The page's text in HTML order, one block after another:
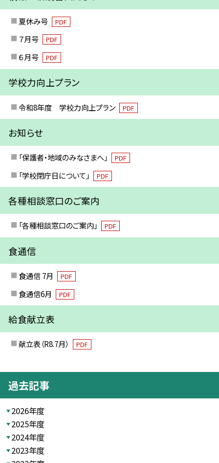
夏休み号 PDF
７月号 PDF
６月号 PDF
学校力向上プラン
令和8年度 学校力向上プラン PDF
お知らせ
「保護者・地域のみなさまへ」 PDF
「学校閉庁日について」 PDF
各種相談窓口のご案内
「各種相談窓口のご案内」 PDF
食通信
食通信 7月 PDF
食通信6月 PDF
給食献立表
献立表（R8.7月） PDF
過去記事
2026年度
2025年度
2024年度
2023年度